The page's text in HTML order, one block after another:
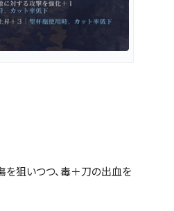
を狙いつつ、毒＋刀の出血を